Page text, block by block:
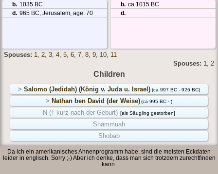
b. 1035 BC
d. 965 BC, Jerusalem, age: 70
b. ca 1015 BC
d.
Spouses: 1, 2, 3, 4, 5, 6, 7, 8, 9, 10, 11
Spouses: 1, 2
Children
>Salomo (Jedidah) (König v. Juda u. Israel) (ca 997 BC - 926 BC)
> Nathan ben David (der Weise)(ca 995 BC - )
N († kurz nach der Geburt) [als Säugling gestorben]
Shammuah
Shobab
Da ich ein amerikanisches Ahnenprogramm habe, sind die meisten Eckdaten
leider in englisch. Sorry ;-) Aber ich denke, dass man sich trotzdem zurechtfinden
kann.